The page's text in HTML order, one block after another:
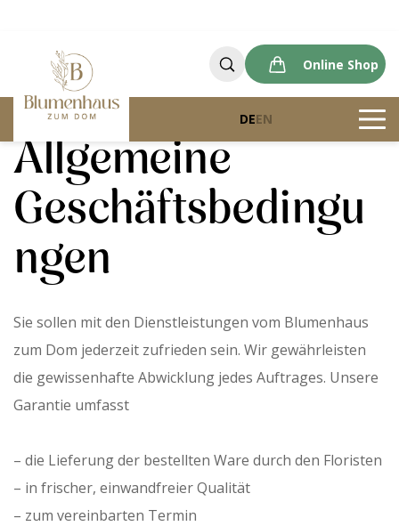
Online Shop
DEEN
Allgemeine
Geschäftsbedingu
ngen
Sie sollen mit den Dienstleistungen vom Blumenhaus
zum Dom jederzeit zufrieden sein. Wir gewährleisten
die gewissenhafte Abwicklung jedes Auftrages. Unsere
Garantie umfasst
– die Lieferung der bestellten Ware durch den Floristen
– in frischer, einwandfreier Qualität
– zum vereinbarten Termin